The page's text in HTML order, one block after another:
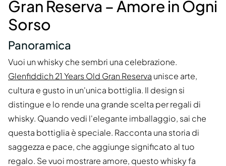
Gran Reserva – Amore in Ogni
Sorso
Panoramica
Vuoi un whisky che sembri una celebrazione.
Glenfiddich 21 Years Old Gran Reserva unisce arte,
cultura e gusto in un'unica bottiglia. Il design si
distingue e lo rende una grande scelta per regali di
whisky. Quando vedi l'elegante imballaggio, sai che
questa bottiglia è speciale. Racconta una storia di
saggezza e pace, che aggiunge significato al tuo
regalo. Se vuoi mostrare amore, questo whisky fa